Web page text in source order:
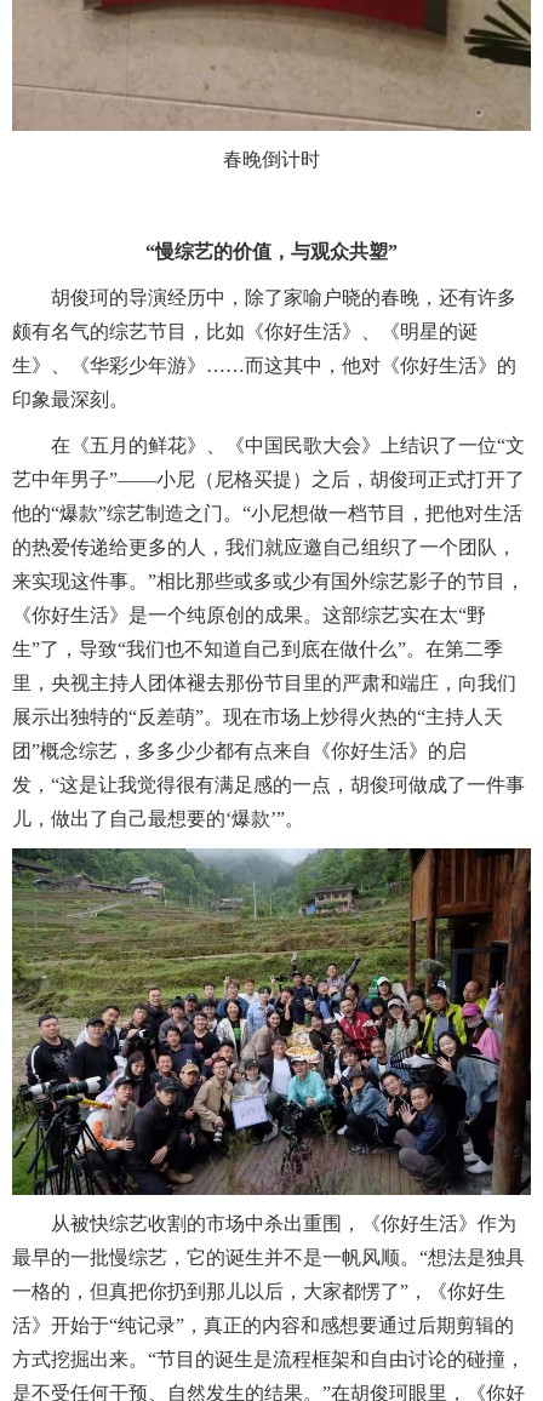
春晚倒计时
“慢综艺的价值，与观众共塑”
胡俊珂的导演经历中，除了家喻户晓的春晚，还有许多
颇有名气的综艺节目，比如《你好生活》、《明星的诞
生》、《华彩少年游》……而这其中，他对《你好生活》的
印象最深刻。
在《五月的鲜花》、《中国民歌大会》上结识了一位“文
艺中年男子”——小尼（尼格买提）之后，胡俊珂正式打开了
他的“爆款”综艺制造之门。“小尼想做一档节目，把他对生活
的热爱传递给更多的人，我们就应邀自己组织了一个团队，
来实现这件事。”相比那些或多或少有国外综艺影子的节目，
《你好生活》是一个纯原创的成果。这部综艺实在太“野
生”了，导致“我们也不知道自己到底在做什么”。在第二季
里，央视主持人团体褪去那份节目里的严肃和端庄，向我们
展示出独特的“反差萌”。现在市场上炒得火热的“主持人天
团”概念综艺，多多少少都有点来自《你好生活》的启
发，“这是让我觉得很有满足感的一点，胡俊珂做成了一件事
儿，做出了自己最想要的‘爆款’”。
从被快综艺收割的市场中杀出重围，《你好生活》作为
最早的一批慢综艺，它的诞生并不是一帆风顺。“想法是独具
一格的，但真把你扔到那儿以后，大家都愣了”，《你好生
活》开始于“纯记录”，真正的内容和感想要通过后期剪辑的
方式挖掘出来。“节目的诞生是流程框架和自由讨论的碰撞，
是不受任何干预、自然发生的结果。”在胡俊珂眼里，《你好